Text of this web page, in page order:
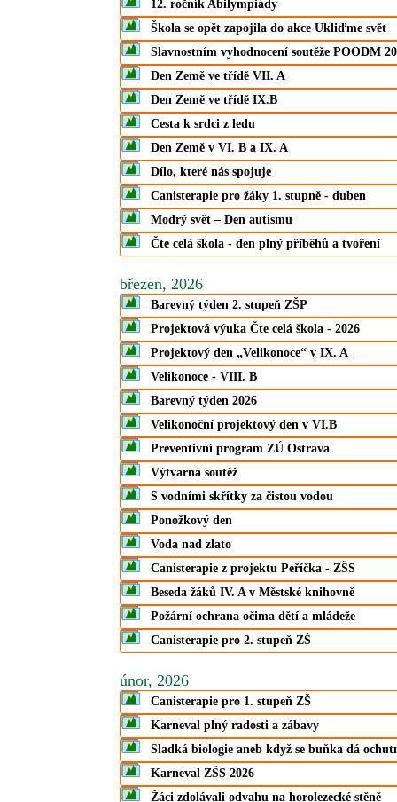
12. ročník Abilympiády
Škola se opět zapojila do akce Ukliďme svět
Slavnostním vyhodnocení soutěže POODM
Den Země ve třídě VII. A
Den Země ve třídě IX.B
Cesta k srdci z ledu
Den Země v VI. B a IX. A
Dílo, které nás spojuje
Canisterapie pro žáky 1. stupně - duben
Modrý svět – Den autismu
Čte celá škola - den plný příběhů a tvoření
březen, 2026
Barevný týden 2. stupeň ZŠP
Projektová výuka Čte celá škola - 2026
Projektový den „Velikonoce“ v IX. A
Velikonoce - VIII. B
Barevný týden 2026
Velikonoční projektový den v VI.B
Preventivní program ZÚ Ostrava
Výtvarná soutěž
S vodními skřítky za čistou vodou
Ponožkový den
Voda nad zlato
Canisterapie z projektu Peříčka - ZŠS
Beseda žáků IV. A v Městské knihovně
Požární ochrana očima dětí a mládeže
Canisterapie pro 2. stupeň ZŠ
únor, 2026
Canisterapie pro 1. stupeň ZŠ
Karneval plný radosti a zábavy
Sladká biologie aneb když se buňka dá
Karneval ZŠS 2026
Žáci zdolávali odvahu na horolezecké stěně